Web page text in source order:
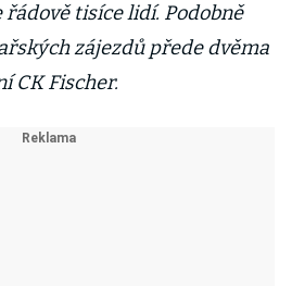
řádově tisíce lidí. Podobně
zájezdů přede dvěma
CK Fischer.